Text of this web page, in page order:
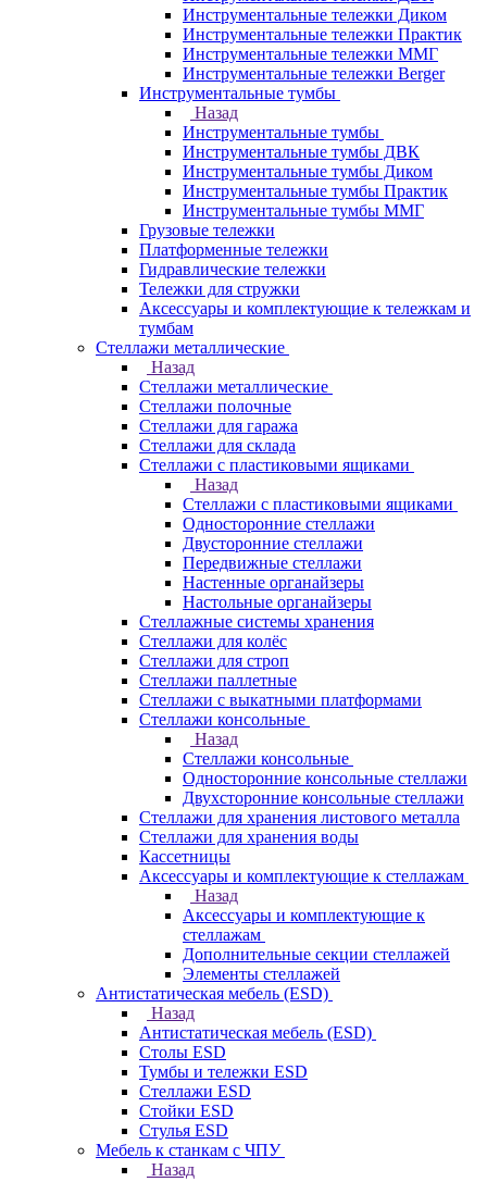
Инструментальные тележки Диком
Инструментальные тележки Практик
Инструментальные тележки ММГ
Инструментальные тележки Berger
Инструментальные тумбы
Назад
Инструментальные тумбы
Инструментальные тумбы ДВК
Инструментальные тумбы Диком
Инструментальные тумбы Практик
Инструментальные тумбы ММГ
Грузовые тележки
Платформенные тележки
Гидравлические тележки
Тележки для стружки
Аксесcуары и комплектующие к тележкам и
тумбам
Стеллажи металлические
Назад
Стеллажи металлические
Стеллажи полочные
Стеллажи для гаража
Стеллажи для склада
Стеллажи с пластиковыми ящиками
Назад
Стеллажи с пластиковыми ящиками
Односторонние стеллажи
Двусторонние стеллажи
Передвижные стеллажи
Настенные органайзеры
Настольные органайзеры
Стеллажные системы хранения
Стеллажи для колёс
Стеллажи для строп
Стеллажи паллетные
Стеллажи с выкатными платформами
Стеллажи консольные
Назад
Стеллажи консольные
Односторонние консольные стеллажи
Двухсторонние консольные стеллажи
Стеллажи для хранения листового металла
Стеллажи для хранения воды
Кассетницы
Аксесcуары и комплектующие к стеллажам
Назад
Аксесcуары и комплектующие к
стеллажам
Дополнительные секции стеллажей
Элементы стеллажей
Антистатическая мебель (ESD)
Назад
Антистатическая мебель (ESD)
Столы ESD
Тумбы и тележки ESD
Стеллажи ESD
Стойки ESD
Стулья ESD
Мебель к станкам с ЧПУ
Назад